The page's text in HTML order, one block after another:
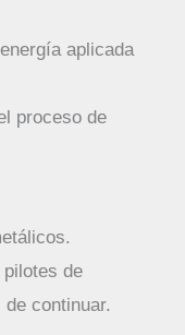
proceso de
de
continuar.